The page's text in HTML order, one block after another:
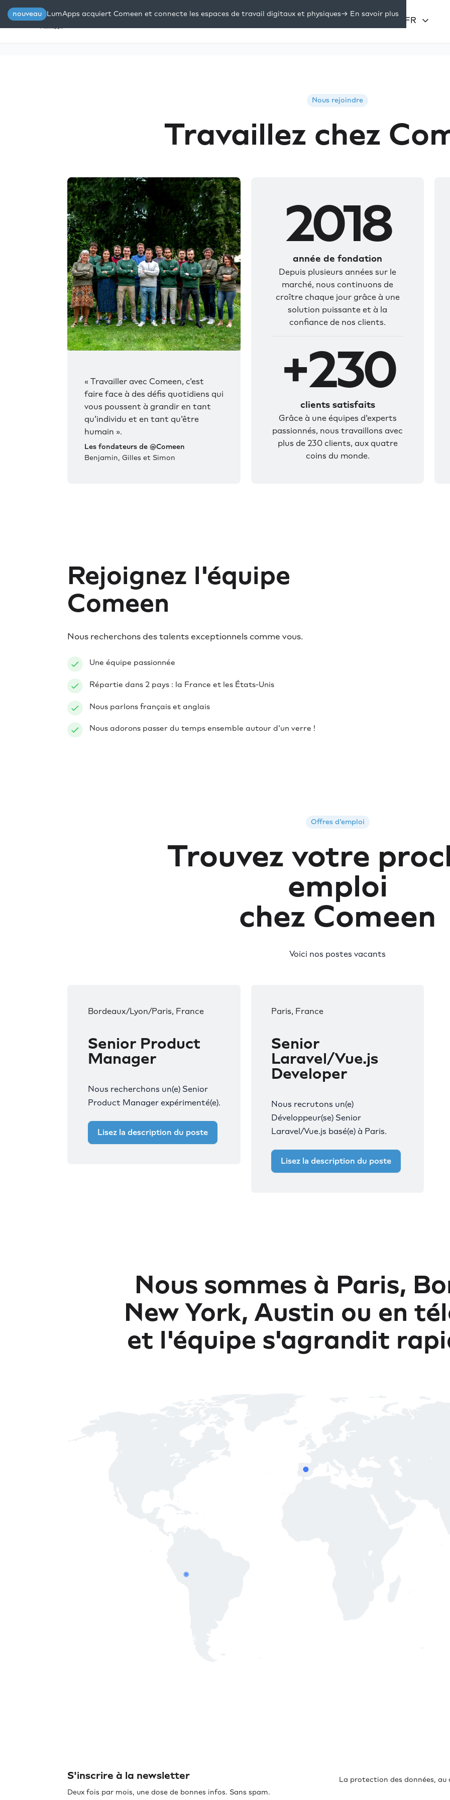
nouveau LumApps acquiert Comeen et connecte les espaces de travail digitaux et physiques-> En savoir plus
Se connecter FR
Nous rejoindre
Travaillez chez
« Travailler avec Comeen, c'est
faire face à des défis quotidiens qui
vous poussent à grandir en tant
qu'individu et en tant qu'être
humain ».
Les fondateurs de @Comeen
Benjamin, Gilles et Simon
2018
année de fondation
Depuis plusieurs années sur le
marché, nous continuons de
croître chaque jour grâce à une
solution puissante et à la
confiance de nos clients.
+230
clients satisfaits
Grâce à une équipes d'experts
passionnés, nous travaillons avec
plus de 230 clients, aux quatre
coins du monde.
Rejoignez l'équipe
Comeen
Nous recherchons des talents exceptionnels comme vous.
Une équipe passionnée
Répartie dans 2 pays : la France et les États-Unis
Nous parlons français et anglais
Nous adorons passer du temps ensemble autour d'un verre !
Offres d'emploi
Trouvez votre
emploi
chez Comeen
Voici nos postes vacants
Bordeaux/Lyon/Paris, France
Senior Product
Manager
Nous recherchons un(e) Senior
Product Manager expérimenté(e).
Lisez la description du poste
Paris, France
Senior
Laravel/Vue.js
Developer
Nous recrutons un(e)
Développeur(se) Senior
Laravel/Vue.js basé(e) à Paris.
Lisez la description du poste
Nous sommes à Paris,
New York, Austin ou en
et l'équipe s'agrandit
S'inscrire à la newsletter
Deux fois par mois, une dose de bonnes infos. Sans spam.
La protection des données,